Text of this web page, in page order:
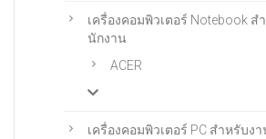
เครื่องคอมพิวเตอร์ Notebook สํ
นักงาน
ACER
เครื่องคอมพิวเตอร์ PC สำหรับง